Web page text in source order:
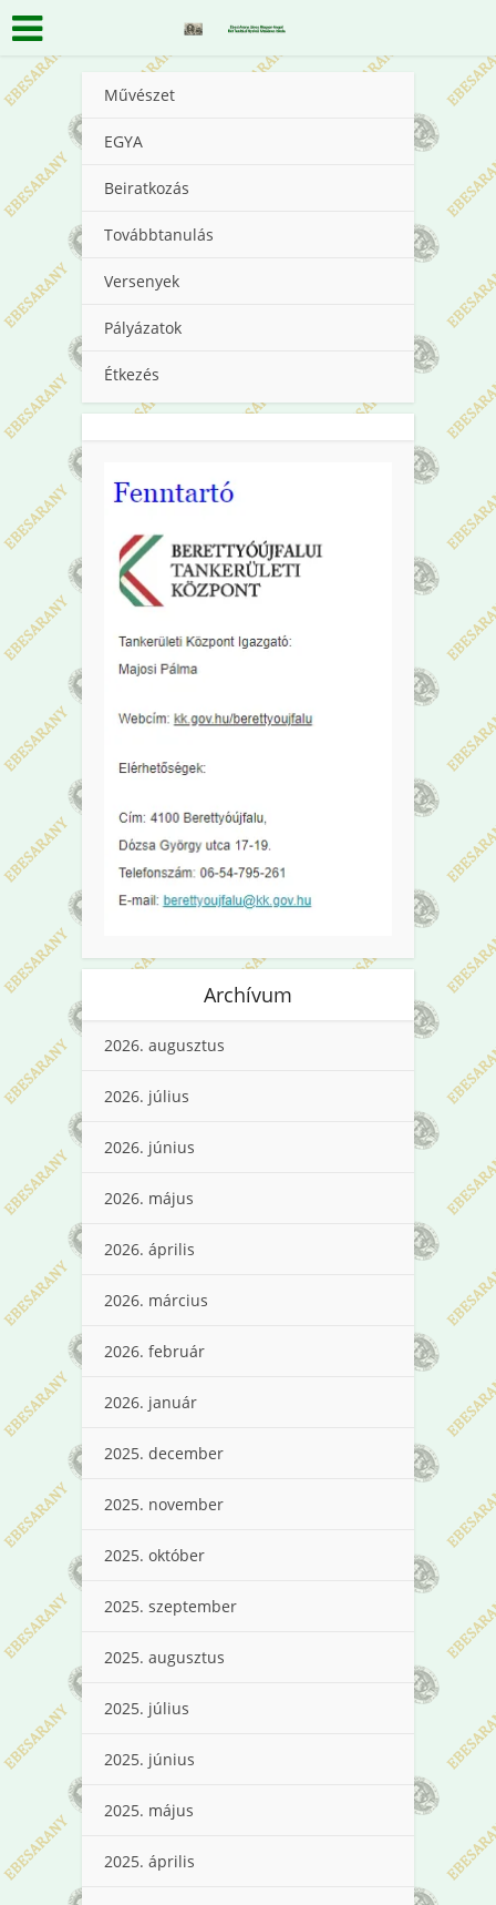
Művészet
EGYA
Beiratkozás
Továbbtanulás
Versenyek
Pályázatok
Étkezés
Archívum
2026. augusztus
2026. július
2026. június
2026. május
2026. április
2026. március
2026. február
2026. január
2025. december
2025. november
2025. október
2025. szeptember
2025. augusztus
2025. július
2025. június
2025. május
2025. április